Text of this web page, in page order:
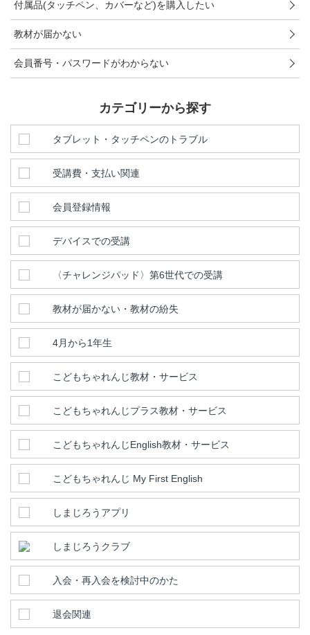
会員サイトはこちら
付属品(タッチペン、カバーなど)を購入したい
教材が届かない
会員番号・パスワードがわからない
カテゴリーから探す
タブレット・タッチペンのトラブル
受講費・支払い関連
会員登録情報
デバイスでの受講
〈チャレンジパッド〉第6世代での受講
教材が届かない・教材の紛失
4月から1年生
こどもちゃれんじ教材・サービス
こどもちゃれんじプラス教材・サービス
こどもちゃれんじEnglish教材・サービス
こどもちゃれんじ My First English
しまじろうアプリ
しまじろうクラブ
入会・再入会を検討中のかた
退会関連